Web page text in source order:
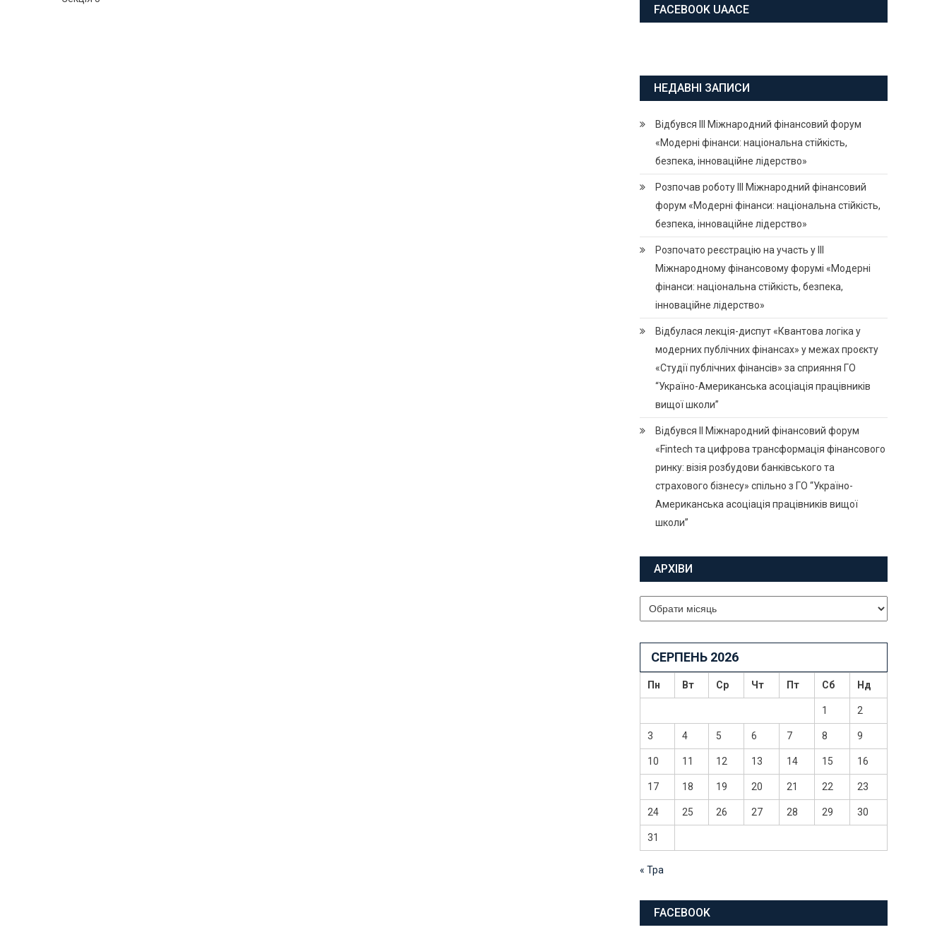
FACEBOOK UAACE
НЕДАВНІ ЗАПИСИ
Відбувся ІІІ Міжнародний фінансовий форум
«Модерні фінанси: національна стійкість,
безпека, інноваційне лідерство»
Розпочав роботу ІІІ Міжнародний фінансовий
форум «Модерні фінанси: національна стійкість,
безпека, інноваційне лідерство»
Розпочато реєстрацію на участь у ІІІ
Міжнародному фінансовому форумі «Модерні
фінанси: національна стійкість, безпека,
інноваційне лідерство»
Відбулася лекція-диспут «Квантова логіка у
модерних публічних фінансах» у межах проєкту
«Студії публічних фінансів» за сприяння ГО
“Україно-Американська асоціація працівників
вищої школи”
Відбувся ІІ Міжнародний фінансовий форум
«Fintech та цифрова трансформація фінансового
ринку: візія розбудови банківського та
страхового бізнесу» спільно з ГО “Україно-
Американська асоціація працівників вищої
школи”
АРХІВИ
Архіви
СЕРПЕНЬ 2026
Пн Вт Ср Чт Пт Сб Нд
1 2
3 4 5 6 7 8 9
10 11 12 13 14 15 16
17 18 19 20 21 22 23
24 25 26 27 28 29 30
31
« Тра
FACEBOOK